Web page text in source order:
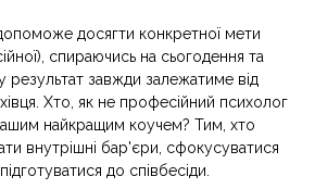
досягти конкретної мети
спираючись на сьогодення та
завжди залежатиме від
Хто, як не професійний психолог
найкращим коучем? Тим, хто
внутрішні бар'єри, сфокусуватися
до співбесіди.